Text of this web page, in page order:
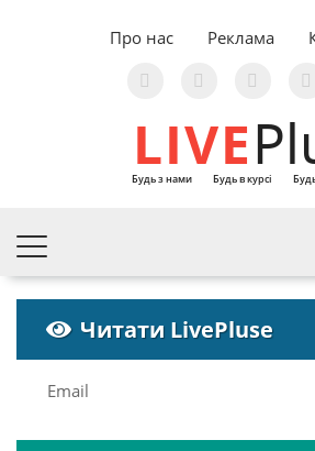
Про нас Реклама
LIVE
Будь з нами Будь в курсі
Читати LivePluse